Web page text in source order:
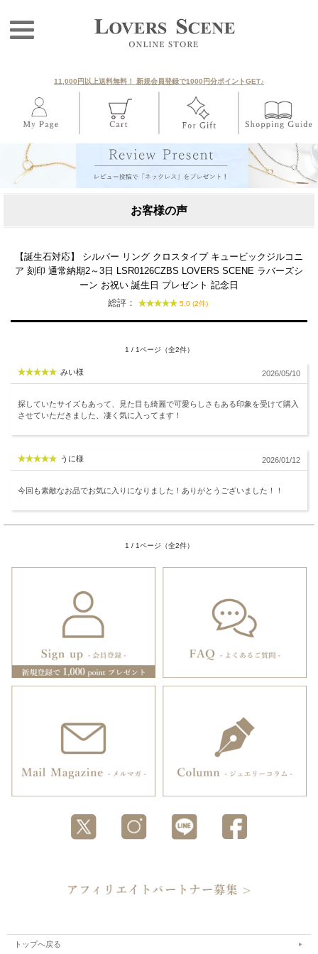
11,000円以上送料無料！ 新規会員登録で1000円分ポイントGET♪
お客様の声
【誕生石対応】 シルバー リング クロスタイプ キュービックジルコニ
ア 刻印 通常納期2～3日 LSR0126CZBS LOVERS SCENE ラバーズシ
ーン お祝い 誕生日 プレゼント 記念日
総評：
5.0 (2件)
1 / 1ページ（全2件）
みい様 2026/05/10
探していたサイズもあって、見た目も綺麗で可愛らしさもある印象を受けて購入
させていただきました、凄く気に入ってます！
うに様 2026/01/12
今回も素敵なお品でお気に入りになりました！ありがとうございました！！
1 / 1ページ（全2件）
トップへ戻る